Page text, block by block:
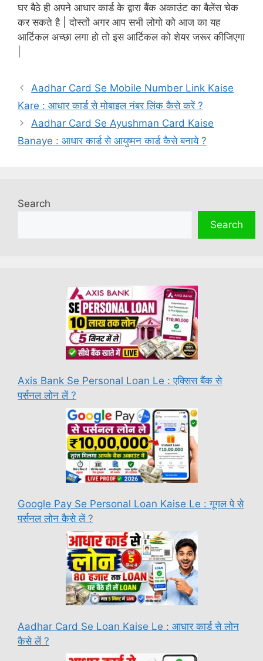
घर बैठे ही अपने आधार कार्ड के द्वारा बैंक अकाउंट का बैलेंस चेक
कर सकते है | दोस्तों अगर आप सभी लोगो को आज का यह
आर्टिकल अच्छा लगा हो तो इस आर्टिकल को शेयर जरूर कीजिएगा
Aadhar Card Se Mobile Number Link Kaise
Kare : आधार कार्ड से मोबाइल नंबर लिंक कैसे करें ?
Aadhar Card Se Ayushman Card Kaise
Banaye : आधार कार्ड से आयुष्मन कार्ड कैसे बनाये ?
Search
Search
Axis Bank Se Personal Loan Le : एक्सिस बैंक से
पर्सनल लोन लें ?
Google Pay Se Personal Loan Kaise Le : गूगल पे से
पर्सनल लोन कैसे लें ?
Aadhar Card Se Loan Kaise Le : आधार कार्ड से लोन
कैसे लें ?